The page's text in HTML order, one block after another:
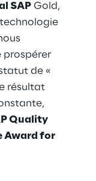
SAP Gold,
prospérer
de «
résultat
Quality
Award for